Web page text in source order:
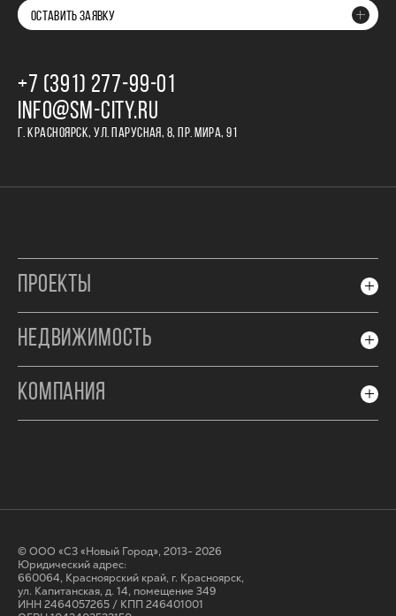
ОСТАВИТЬ ЗАЯВКУ
+7 (391) 277‒99‒01
INFO@SM-CITY.RU
Г. КРАСНОЯРСК, УЛ. ПАРУСНАЯ, 8, ПР. МИРА, 91
ПРОЕКТЫ
НЕДВИЖИМОСТЬ
КОМПАНИЯ
© ООО «СЗ «Новый Город», 2013- 2026
Юридический адрес:
660064, Красноярский край, г. Красноярск,
ул. Капитанская, д. 14, помещение 349
ИНН 2464057265 / КПП 246401001